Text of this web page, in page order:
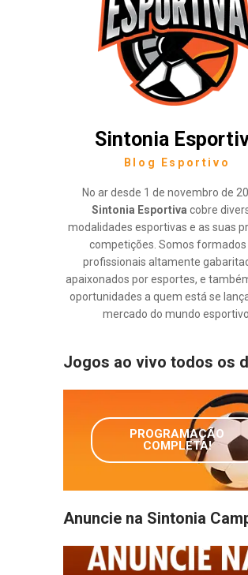
Sintonia
Blog Esportivo
No ar desde 1 de novembro de
Sintonia Esportiva cobre
modalidades esportivas e as suas
competições. Somos formados
profissionais altamente
apaixonados por esportes, e
oportunidades a quem está se
mercado do mundo esportivo.
Jogos ao vivo todos os
PROGRAMAÇÃO
COMPLETA!
Anuncie na Sintonia